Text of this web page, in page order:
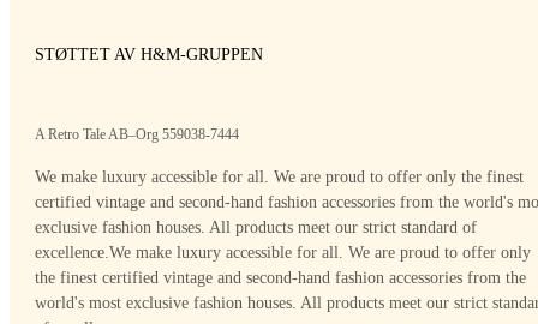
STØTTET AV H&M-GRUPPEN
A Retro Tale AB–Org 559038-7444
We make luxury accessible for all. We are proud to offer only the finest
certified vintage and second-hand fashion accessories from the world's
exclusive fashion houses. All products meet our strict standard of
excellence.We make luxury accessible for all. We are proud to offer only
the finest certified vintage and second-hand fashion accessories from the
world's most exclusive fashion houses. All products meet our strict